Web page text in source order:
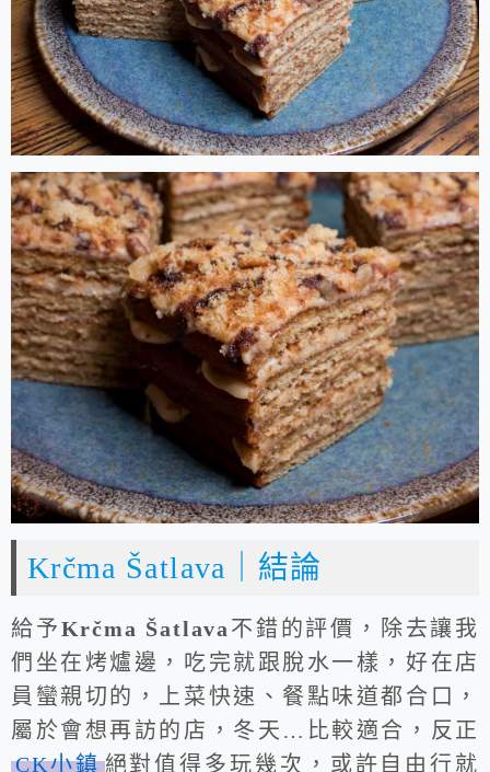
Krčma Šatlava｜結論
給予Krčma Šatlava 不錯的評價，除去讓我
們坐在烤爐邊，吃完就跟脫水一樣，好在店
員蠻親切的，上菜快速、餐點味道都合口，
屬於會想再訪的店，冬天…比較適合，反正
CK小鎮絕對值得多玩幾次，或許自由行就